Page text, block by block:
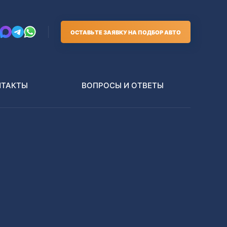
ОСТАВЬТЕ ЗАЯВКУ НА ПОДБОР АВТО
ВОПРОСЫ И ОТВЕТЫ